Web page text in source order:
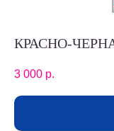
КРАСНО-
3 000 р.